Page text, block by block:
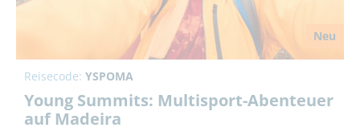
Neu
Reisecode: YSPOMA
Young Summits: Multisport-Abenteuer
auf Madeira